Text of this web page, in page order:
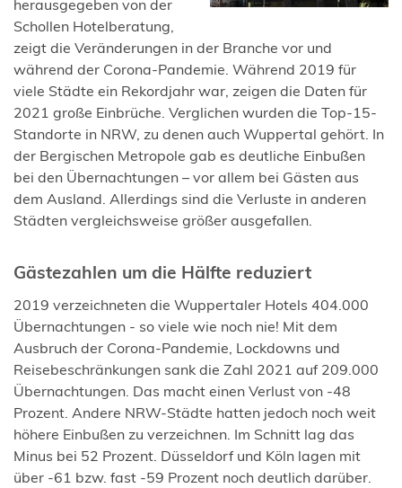
herausgegeben von der
Schollen Hotelberatung,
zeigt die Veränderungen in der Branche vor und
während der Corona-Pandemie. Während 2019 für
viele Städte ein Rekordjahr war, zeigen die Daten für
2021 große Einbrüche. Verglichen wurden die Top-15-
Standorte in NRW, zu denen auch Wuppertal gehört. In
der Bergischen Metropole gab es deutliche Einbußen
bei den Übernachtungen – vor allem bei Gästen aus
dem Ausland. Allerdings sind die Verluste in anderen
Städten vergleichsweise größer ausgefallen.
Gästezahlen um die Hälfte reduziert
2019 verzeichneten die Wuppertaler Hotels 404.000
Übernachtungen - so viele wie noch nie! Mit dem
Ausbruch der Corona-Pandemie, Lockdowns und
Reisebeschränkungen sank die Zahl 2021 auf 209.000
Übernachtungen. Das macht einen Verlust von -48
Prozent. Andere NRW-Städte hatten jedoch noch weit
höhere Einbußen zu verzeichnen. Im Schnitt lag das
Minus bei 52 Prozent. Düsseldorf und Köln lagen mit
über -61 bzw. fast -59 Prozent noch deutlich darüber.